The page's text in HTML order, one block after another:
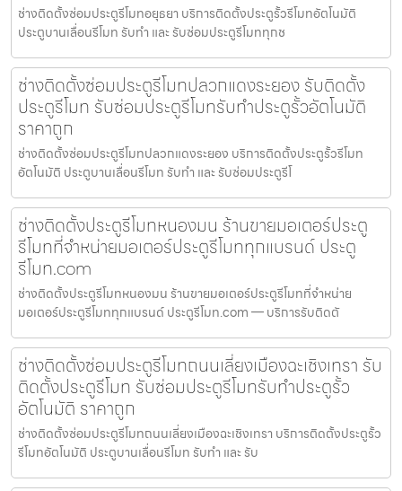
ช่างติดตั้งซ่อมประตูรีโมทอยุธยา บริการติดตั้งประตูรั้วรีโมทอัตโนมัติ
ประตูบานเลื่อนรีโมท รับทำ และ รับซ่อมประตูรีโมททุกช
ช่างติดตั้งซ่อมประตูรีโมทปลวกแดงระยอง รับติดตั้ง
ประตูรีโมท รับซ่อมประตูรีโมทรับทำประตูรั้วอัตโนมัติ
ราคาถูก
ช่างติดตั้งซ่อมประตูรีโมทปลวกแดงระยอง บริการติดตั้งประตูรั้วรีโมท
อัตโนมัติ ประตูบานเลื่อนรีโมท รับทำ และ รับซ่อมประตูรีโ
ช่างติดตั้งประตูรีโมทหนองมน ร้านขายมอเตอร์ประตู
รีโมทที่จำหน่ายมอเตอร์ประตูรีโมททุกแบรนด์ ประตู
รีโมท.com
ช่างติดตั้งประตูรีโมทหนองมน ร้านขายมอเตอร์ประตูรีโมทที่จำหน่าย
มอเตอร์ประตูรีโมททุกแบรนด์ ประตูรีโมท.com — บริการรับติดตั
ช่างติดตั้งซ่อมประตูรีโมทถนนเลี่ยงเมืองฉะเชิงเทรา รับ
ติดตั้งประตูรีโมท รับซ่อมประตูรีโมทรับทำประตูรั้ว
อัตโนมัติ ราคาถูก
ช่างติดตั้งซ่อมประตูรีโมทถนนเลี่ยงเมืองฉะเชิงเทรา บริการติดตั้งประตูรั้ว
รีโมทอัตโนมัติ ประตูบานเลื่อนรีโมท รับทำ และ รับ